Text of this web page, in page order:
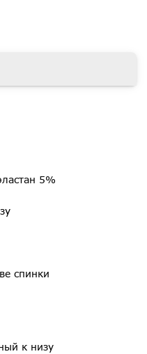
5%
спинки
к низу